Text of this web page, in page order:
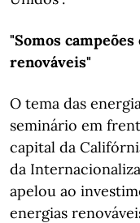
"Somos
renováveis"
O tema das
seminário em
capital da
da
apelou ao
energias